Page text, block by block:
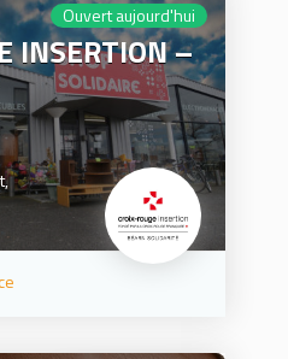
Ouvert aujourd'hui
INSERTION –